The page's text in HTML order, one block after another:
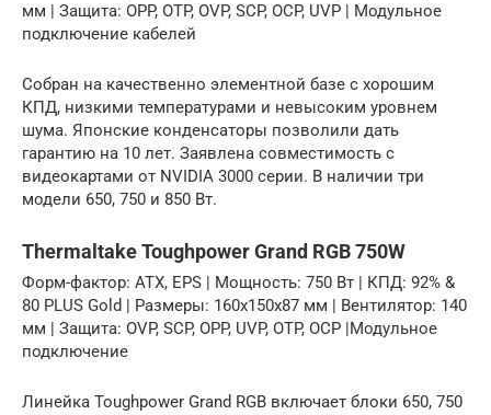
мм | Защита: OPP, OTP, OVP, SCP, OCP, UVP | Модульное
подключение кабелей
Собран на качественно элементной базе с хорошим
КПД, низкими температурами и невысоким уровнем
шума. Японские конденсаторы позволили дать
гарантию на 10 лет. Заявлена совместимость с
видеокартами от NVIDIA 3000 серии. В наличии три
модели 650, 750 и 850 Вт.
Thermaltake Toughpower Grand RGB 750W
Форм-фактор: ATX, EPS | Мощность: 750 Вт | КПД: 92% &
80 PLUS Gold | Размеры: 160x150x87 мм | Вентилятор: 140
мм | Защита: OVP, SCP, OPP, UVP, OTP, OCP |Модульное
подключение
Линейка Toughpower Grand RGB включает блоки 650, 750